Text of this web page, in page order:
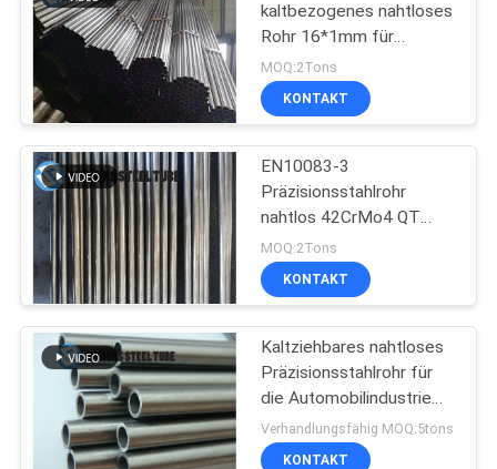
kaltbezogenes nahtloses
Rohr 16*1mm für
Automobilindustrie
MOQ:2Tons
KONTAKT
EN10083-3
Präzisionsstahlrohr
nahtlos 42CrMo4 QT
kaltgezogen extrudiert
MOQ:2Tons
KONTAKT
Kaltziehbares nahtloses
Präzisionsstahlrohr für
die Automobilindustrie
E235 NBK EN10305-1
Verhandlungsfähig MOQ:5tons
KONTAKT